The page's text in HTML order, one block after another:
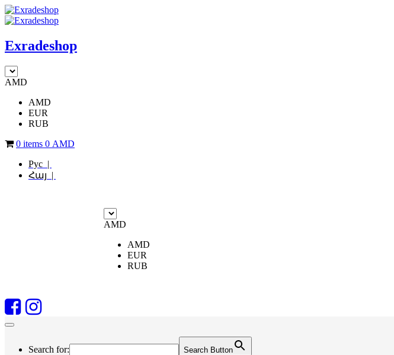
Exradeshop
AMD
AMD
EUR
RUB
0 items 0 AMD
Рус |
Հայ |
AMD
AMD
EUR
RUB
Search for: Search Button